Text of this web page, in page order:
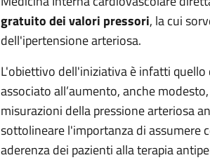
gratuito dei valori pressori, la cui
dell'ipertensione arteriosa.
L'obiettivo dell'iniziativa è infatti
associato all’aumento, anche
misurazioni della pressione arteriosa
sottolineare l'importanza di assumere
aderenza dei pazienti alla terapia